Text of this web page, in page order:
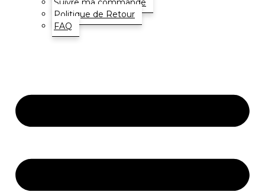
Suivre ma commande
Politique de Retour
FAQ